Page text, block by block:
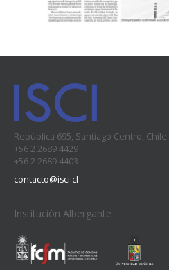
República 695, Santiago Centro, Chile.
+56 2 2689 4429
+56 2 2689 4403
contacto@isci.cl
Institución Albergante